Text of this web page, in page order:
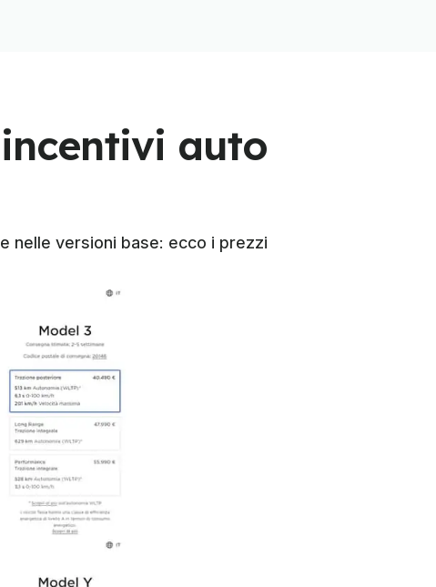
auto
nelle versioni base: ecco i prezzi